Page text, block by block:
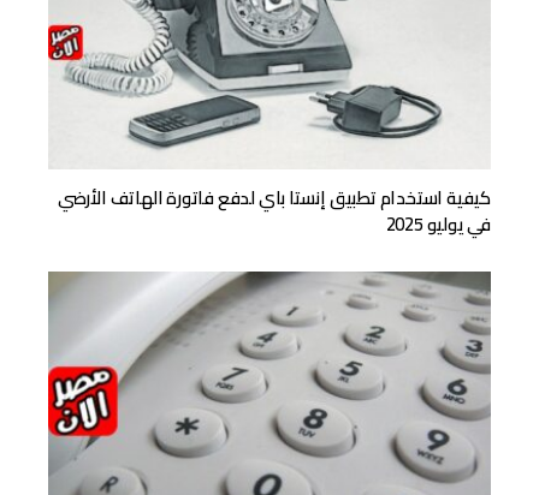
كيفية استخدام تطبيق إنستا باي لدفع فاتورة الهاتف الأرضي
في يوليو 2025